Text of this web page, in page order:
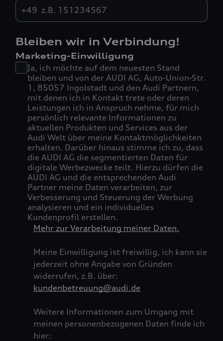
+49
Bleiben wir in Verbindung!
Marketing-Einwilligung
Ja, ich möchte auf dem neuesten Stand
bleiben und von der AUDI AG, Auto-Union-Str.
1, 85057 Ingolstadt und den Audi Partnern,
mit denen ich in Kontakt trete oder deren
Leistungen ich in Anspruch nehme, für mich
persönlich relevante Informationen zu
aktuellen Produkten und Services aus der
Audi Welt über meine Kontaktmöglichkeiten
erhalten. Darüber hinaus stimme ich zu, dass
die AUDI AG die segmentierten Daten für
digitale Werbezwecke teilt. Hierzu dürfen die
AUDI AG und die entsprechenden Audi
Partner meine Daten verarbeiten, zur
Verbesserung und Steuerung der Werbung
analysieren und ein individuelles
Kundenprofil erstellen.
Mehr zur Verarbeitung meiner Daten.
Meine Einwilligung ist freiwillig, ich kann sie
jederzeit ohne Angabe von Gründen
widerrufen, z.B. über:
kundenbetreuung@audi.de
Weitere Informationen zum Umgang mit
meinen personenbezogenen Daten finde ich
hier: